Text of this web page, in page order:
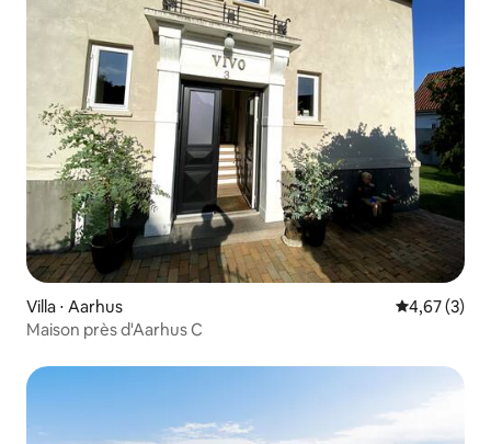
Villa ⋅ Aarhus Évaluation
4,67 (3)
Maison près d'Aarhus C